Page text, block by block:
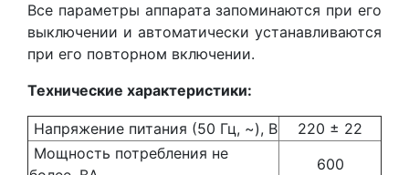
Все параметры аппарата запоминаются при его
выключении и автоматически устанавливаются
при его повторном включении.
Технические характеристики:
Напряжение питания (50 Гц, ~), В
220 ± 22
Мощность потребления не
600